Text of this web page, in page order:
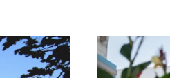
nouvel